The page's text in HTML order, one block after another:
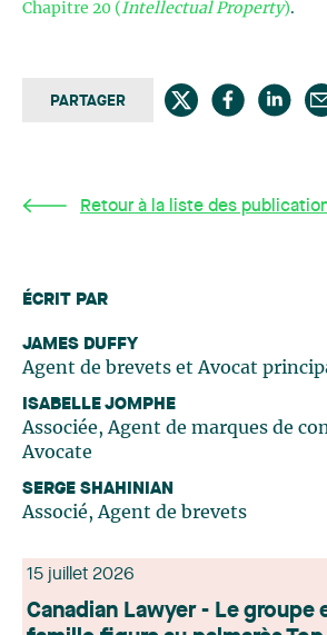
Chapitre 20 ( Intellectual Property).
PARTAGER
Retour à la liste des
ÉCRIT PAR
JAMES DUFFY
Agent de brevets et Avocat
ISABELLE JOMPHE
Associée, Agent de marques de
Avocate
SERGE SHAHINIAN
Associé, Agent de brevets
15 juillet 2026
Canadian Lawyer - Le groupe